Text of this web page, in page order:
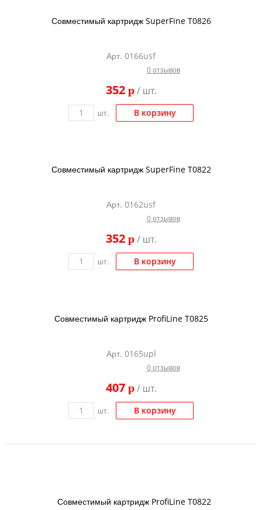
Совместимый картридж SuperFine T0826
Арт. 0166usf
0 отзывов
352 p/ шт.
шт. В корзину
Совместимый картридж SuperFine T0822
Арт. 0162usf
0 отзывов
352 p/ шт.
шт. В корзину
Совместимый картридж ProfiLine T0825
Арт. 0165upl
0 отзывов
407 p/ шт.
шт. В корзину
Совместимый картридж ProfiLine T0822